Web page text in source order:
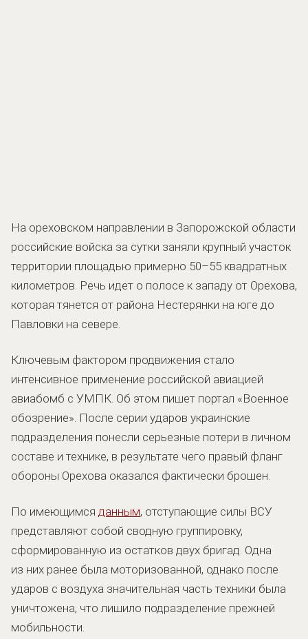
На ореховском направлении в Запорожской области
российские войска за сутки заняли крупный участок
территории площадью примерно 50–55 квадратных
километров. Речь идет о полосе к западу от Орехова,
которая тянется от района Нестерянки на юге до
Павловки на севере.
Ключевым фактором продвижения стало
интенсивное применение российской авиацией
авиабомб с УМПК. Об этом пишет портал «Военное
обозрение». После серии ударов украинские
подразделения понесли серьезные потери в личном
составе и технике, в результате чего правый фланг
обороны Орехова оказался фактически брошен.
По имеющимся данным, отступающие силы ВСУ
представляют собой сводную группировку,
сформированную из остатков двух бригад. Одна
из них ранее была моторизованной, однако после
ударов с воздуха значительная часть техники была
уничтожена, что лишило подразделение прежней
мобильности.